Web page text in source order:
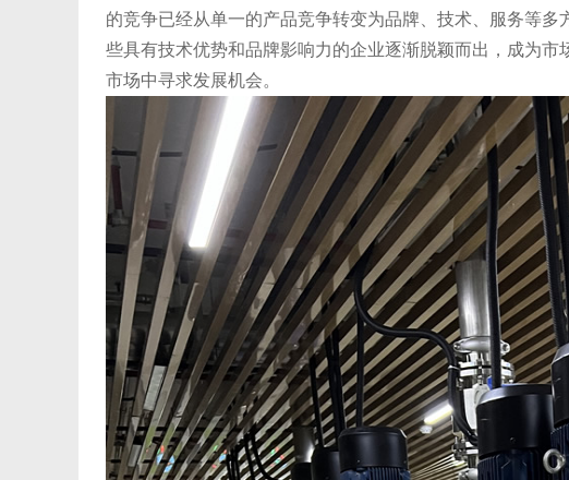
的竞争已经从单一的产品竞争转变为品牌、技术、服务等
些具有技术优势和品牌影响力的企业逐渐脱颖而出，成为
市场中寻求发展机会。